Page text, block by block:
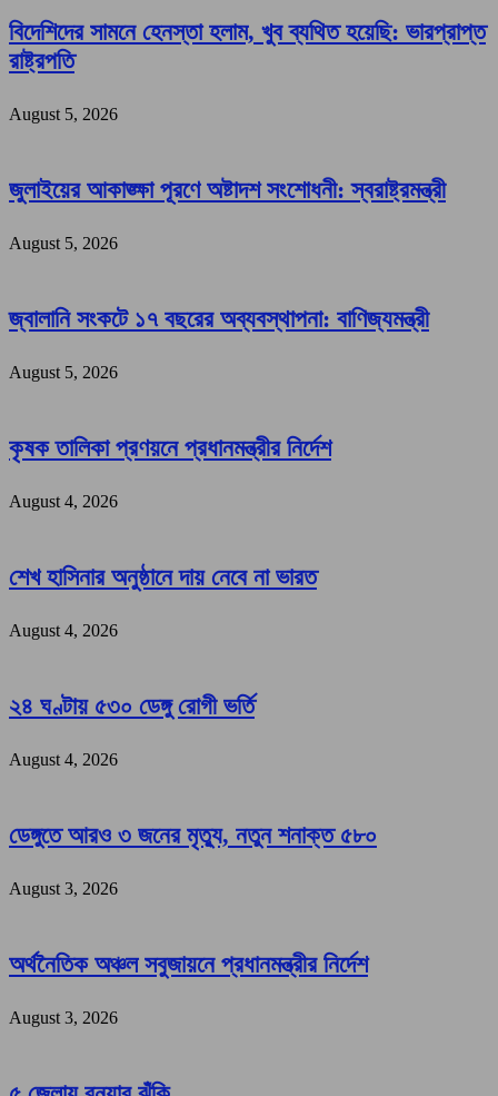
বিদেশিদের সামনে হেনস্তা হলাম, খুব ব্যথিত হয়েছি: ভারপ্রাপ্ত
রাষ্ট্রপতি
August 5, 2026
জুলাইয়ের আকাঙ্ক্ষা পূরণে অষ্টাদশ সংশোধনী: স্বরাষ্ট্রমন্ত্রী
August 5, 2026
জ্বালানি সংকটে ১৭ বছরের অব্যবস্থাপনা: বাণিজ্যমন্ত্রী
August 5, 2026
কৃষক তালিকা প্রণয়নে প্রধানমন্ত্রীর নির্দেশ
August 4, 2026
শেখ হাসিনার অনুষ্ঠানে দায় নেবে না ভারত
August 4, 2026
২৪ ঘণ্টায় ৫৩০ ডেঙ্গু রোগী ভর্তি
August 4, 2026
ডেঙ্গুতে আরও ৩ জনের মৃত্যু, নতুন শনাক্ত ৫৮০
August 3, 2026
অর্থনৈতিক অঞ্চল সবুজায়নে প্রধানমন্ত্রীর নির্দেশ
August 3, 2026